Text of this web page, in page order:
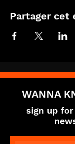
Partager cet
WANNA
sign up